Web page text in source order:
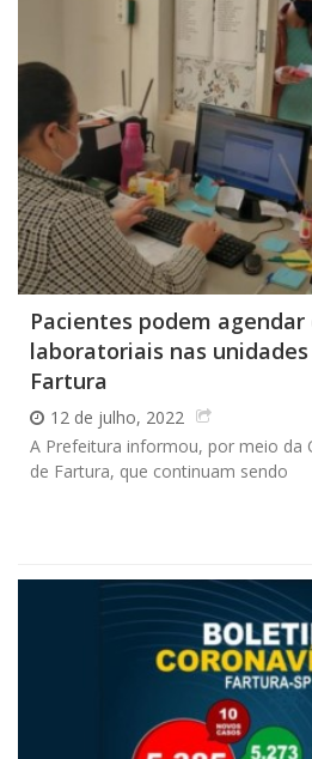
Pacientes podem agendar
laboratoriais nas unidades
Fartura
12 de julho, 2022
A Prefeitura informou, por meio da
de Fartura, que continuam sendo